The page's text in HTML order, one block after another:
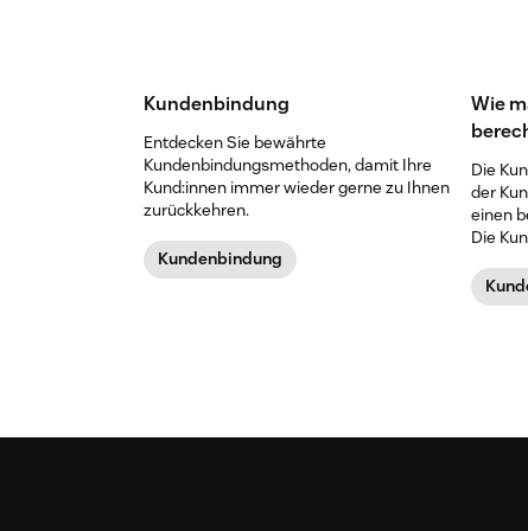
Kundenbindung
Entdecken Sie bewährte
Kundenbindungsmethoden, damit Ihre
Kund:innen immer wieder gerne zu Ihnen
zurückkehren.
Kundenbindung
Wie
Die
der
einen
Die
CRR.